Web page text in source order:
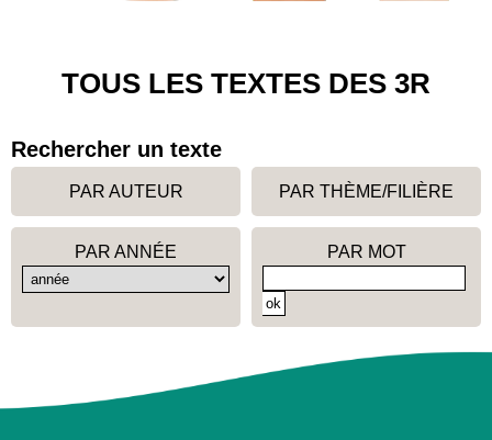
TOUS LES TEXTES DES 3R
Rechercher un texte
PAR AUTEUR PAR THÈME/FILIÈRE
PAR ANNÉE PAR MOT